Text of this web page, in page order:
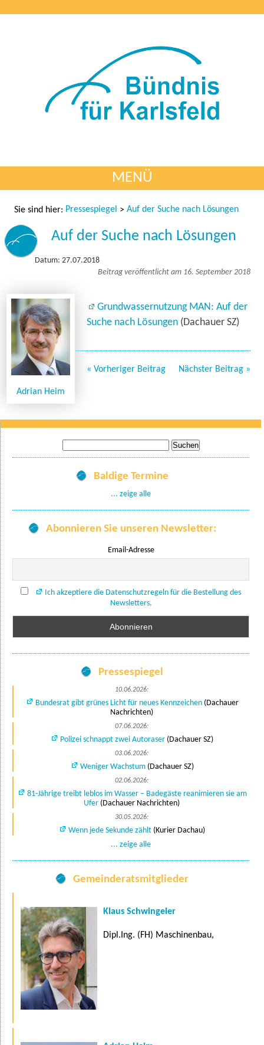
MENÜ
Sie sind hier: Pressespiegel > Auf der Suche nach Lösungen
Auf der Suche nach Lösungen
Datum: 27.07.2018
Beitrag veröffentlicht am 16. September 2018
Adrian Heim
Grundwassernutzung MAN: Auf der
Suche nach Lösungen (Dachauer SZ)
« Vorheriger Beitrag Nächster Beitrag »
nach:
Baldige Termine
... zeige alle
Abonnieren Sie unseren Newsletter:
Email-Adresse
Ich akzeptiere die Datenschutzregeln für die Bestellung des
Newsletters.
Pressespiegel
10.06.2026:
Bundesrat gibt grünes Licht für neues Kennzeichen(Dachauer
Nachrichten)
07.06.2026:
Polizei schnappt zwei Autoraser (Dachauer SZ)
03.06.2026:
Weniger Wachstum(Dachauer SZ)
02.06.2026:
81-Jährige treibt leblos im Wasser – Badegäste reanimieren sie am
Ufer(Dachauer Nachrichten)
30.05.2026:
Wenn jede Sekunde zählt (Kurier Dachau)
... zeige alle
Gemeinderatsmitglieder
Klaus Schwingeler
Dipl.Ing. (FH) Maschinenbau,